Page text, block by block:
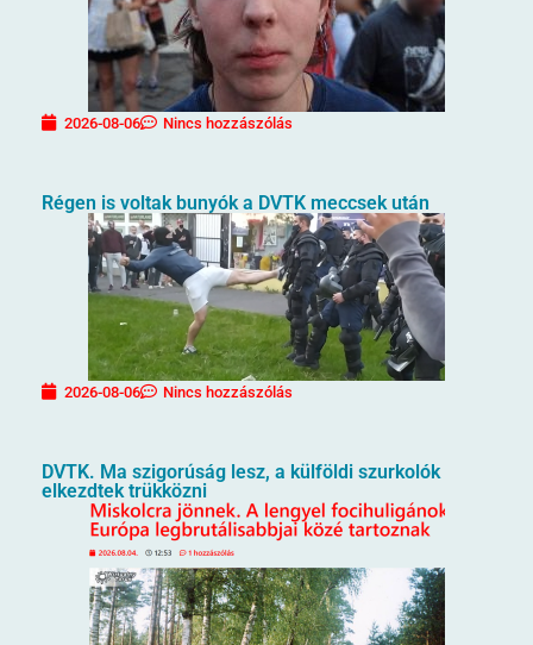
2026-08-06 Nincs hozzászólás
Régen is voltak bunyók a DVTK meccsek után
2026-08-06 Nincs hozzászólás
DVTK. Ma szigorúság lesz, a külföldi szurkolók
elkezdtek trükközni